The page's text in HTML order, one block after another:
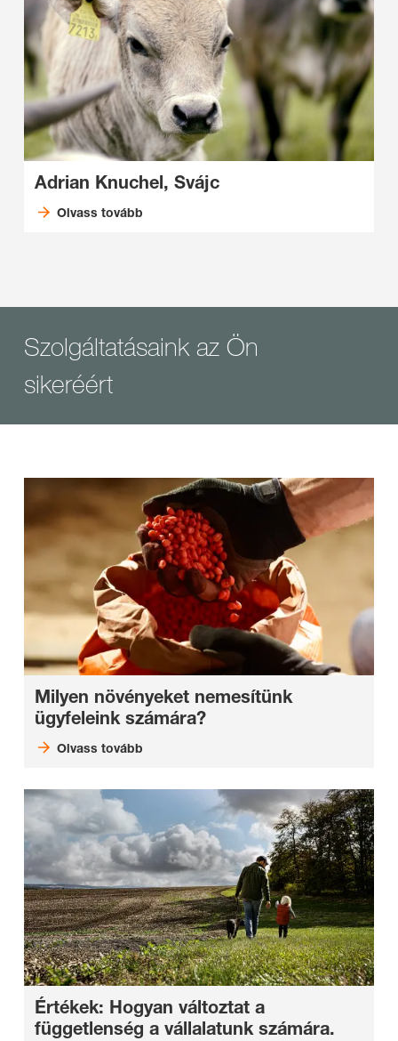
Adrian Knuchel, Svájc
Olvass tovább
Szolgáltatásaink az Ön
sikeréért
Milyen növényeket nemesítünk
ügyfeleink számára?
Olvass tovább
Értékek: Hogyan változtat a
függetlenség a vállalatunk számára.